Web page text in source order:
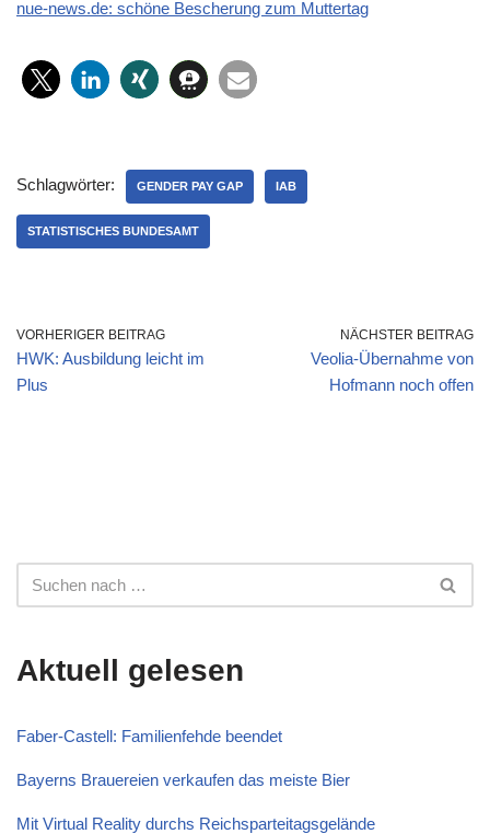
nue-news.de: schöne Bescherung zum Muttertag
Schlagwörter: GENDER PAY GAP IAB
STATISTISCHES BUNDESAMT
VORHERIGER BEITRAG
HWK: Ausbildung leicht im
Plus
NÄCHSTER BEITRAG
Veolia-Übernahme von
Hofmann noch offen
Aktuell gelesen
Faber-Castell: Familienfehde beendet
Bayerns Brauereien verkaufen das meiste Bier
Mit Virtual Reality durchs Reichsparteitagsgelände